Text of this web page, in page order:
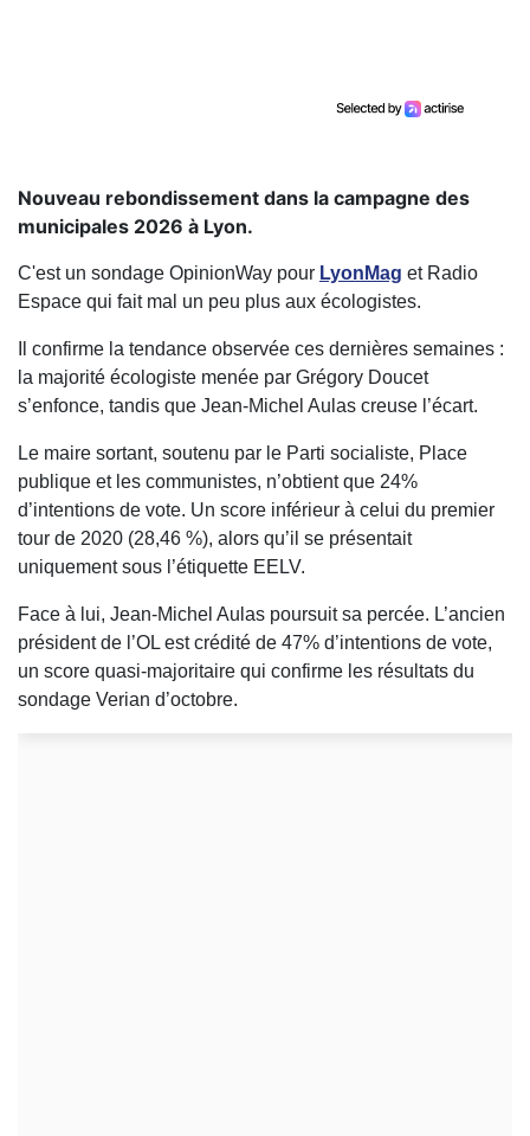
Nouveau rebondissement dans la campagne des
municipales 2026 à Lyon.
C'est un sondage OpinionWay pour LyonMag et Radio
Espace qui fait mal un peu plus aux écologistes.
Il confirme la tendance observée ces dernières semaines :
la majorité écologiste menée par Grégory Doucet
s’enfonce, tandis que Jean-Michel Aulas creuse l’écart.
Le maire sortant, soutenu par le Parti socialiste, Place
publique et les communistes, n’obtient que 24%
d’intentions de vote. Un score inférieur à celui du premier
tour de 2020 (28,46 %), alors qu’il se présentait
uniquement sous l’étiquette EELV.
Face à lui, Jean-Michel Aulas poursuit sa percée. L’ancien
président de l’OL est crédité de 47% d’intentions de vote,
un score quasi-majoritaire qui confirme les résultats du
sondage Verian d’octobre.